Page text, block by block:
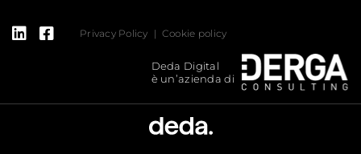
Privacy Policy Cookie policy
Deda Digital
è un’azienda di